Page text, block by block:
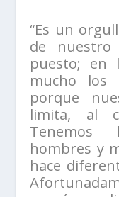
“Es un
de
puesto; en
mucho los
porque
limita, al
Tenemos
hombres y
hace